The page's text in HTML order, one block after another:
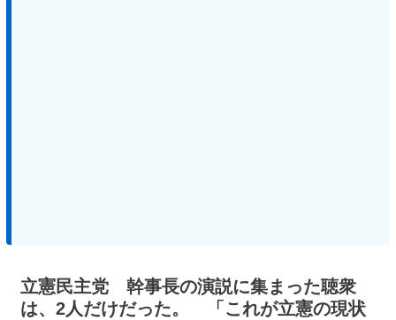
立憲民主党 幹事長の演説に集まった聴衆
は、2人だけだった。 「これが立憲の現状